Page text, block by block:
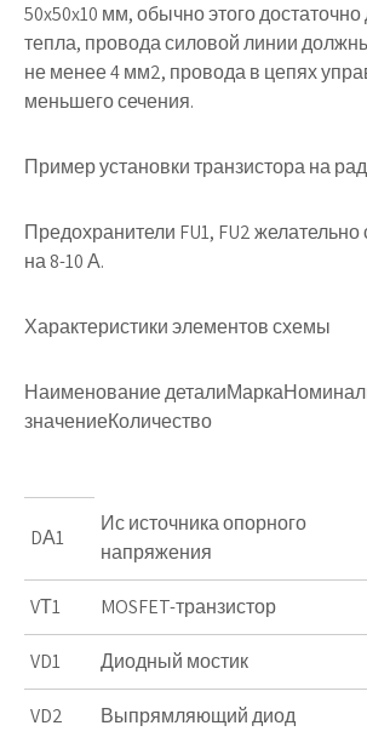
50x50x10 мм, обычно этого
тепла, провода силовой линии
не менее 4 мм2, провода в цепях
меньшего сечения.
Пример установки транзистора на
Предохранители FU1, FU2 желательно
на 8-10 А.
Характеристики элементов схемы
Наименование
значениеКоличество
DА1
Ис источника опорного
напряжения
VТ1 MOSFET-транзистор
VD1 Диодный мостик
VD2 Выпрямляющий диод